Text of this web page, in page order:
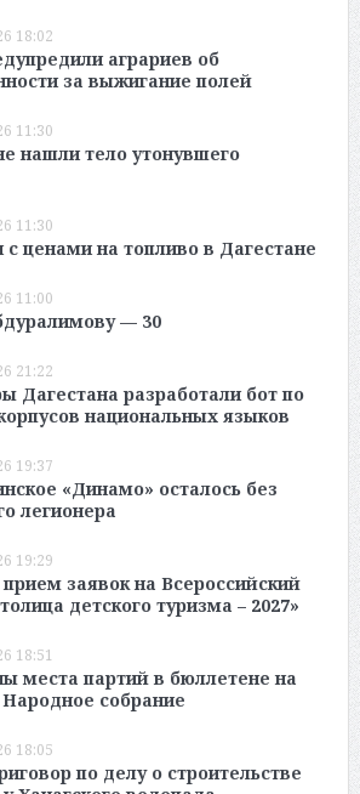
18:02
аграриев об
за выжигание полей
11:30
нашли тело утонувшего
11:30
с ценами на топливо в Дагестане
11:00
— 30
21:22
Дагестана разработали бот по
национальных языков
19:37
«Динамо» осталось без
легионера
19:29
заявок на Всероссийский
детского туризма – 2027»
18:51
места партий в бюллетене на
собрание
18:05
по делу о строительстве